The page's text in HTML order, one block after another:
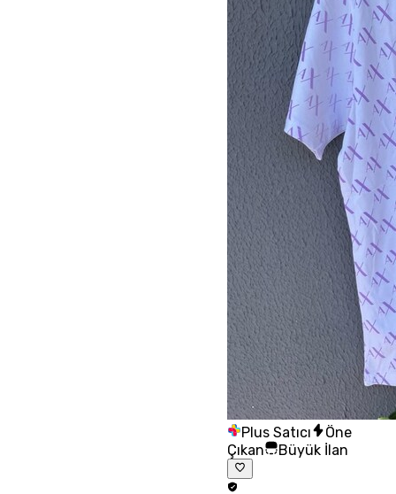
Plus Satıcı
Öne
Çıkan
Büyük İlan